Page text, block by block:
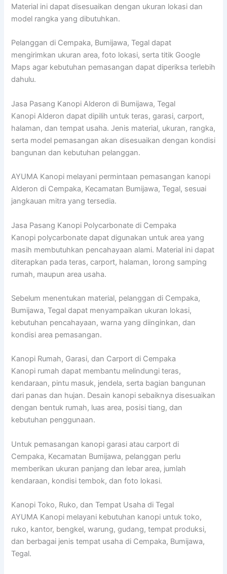
Material ini dapat disesuaikan dengan ukuran lokasi dan
model rangka yang dibutuhkan.
Pelanggan di Cempaka, Bumijawa, Tegal dapat
mengirimkan ukuran area, foto lokasi, serta titik Google
Maps agar kebutuhan pemasangan dapat diperiksa terlebih
dahulu.
Jasa Pasang Kanopi Alderon di Bumijawa, Tegal
Kanopi Alderon dapat dipilih untuk teras, garasi, carport,
halaman, dan tempat usaha. Jenis material, ukuran, rangka,
serta model pemasangan akan disesuaikan dengan kondisi
bangunan dan kebutuhan pelanggan.
AYUMA Kanopi melayani permintaan pemasangan kanopi
Alderon di Cempaka, Kecamatan Bumijawa, Tegal, sesuai
jangkauan mitra yang tersedia.
Jasa Pasang Kanopi Polycarbonate di Cempaka
Kanopi polycarbonate dapat digunakan untuk area yang
masih membutuhkan pencahayaan alami. Material ini dapat
diterapkan pada teras, carport, halaman, lorong samping
rumah, maupun area usaha.
Sebelum menentukan material, pelanggan di Cempaka,
Bumijawa, Tegal dapat menyampaikan ukuran lokasi,
kebutuhan pencahayaan, warna yang diinginkan, dan
kondisi area pemasangan.
Kanopi Rumah, Garasi, dan Carport di Cempaka
Kanopi rumah dapat membantu melindungi teras,
kendaraan, pintu masuk, jendela, serta bagian bangunan
dari panas dan hujan. Desain kanopi sebaiknya disesuaikan
dengan bentuk rumah, luas area, posisi tiang, dan
kebutuhan penggunaan.
Untuk pemasangan kanopi garasi atau carport di
Cempaka, Kecamatan Bumijawa, pelanggan perlu
memberikan ukuran panjang dan lebar area, jumlah
kendaraan, kondisi tembok, dan foto lokasi.
Kanopi Toko, Ruko, dan Tempat Usaha di Tegal
AYUMA Kanopi melayani kebutuhan kanopi untuk toko,
ruko, kantor, bengkel, warung, gudang, tempat produksi,
dan berbagai jenis tempat usaha di Cempaka, Bumijawa,
Tegal.